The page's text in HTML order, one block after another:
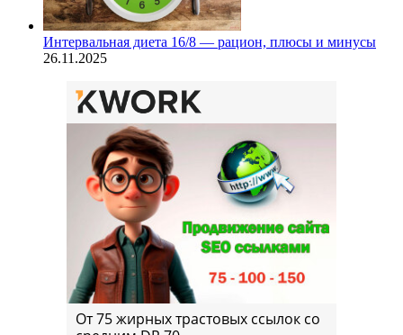
Интервальная диета 16/8 — рацион, плюсы и минусы
26.11.2025